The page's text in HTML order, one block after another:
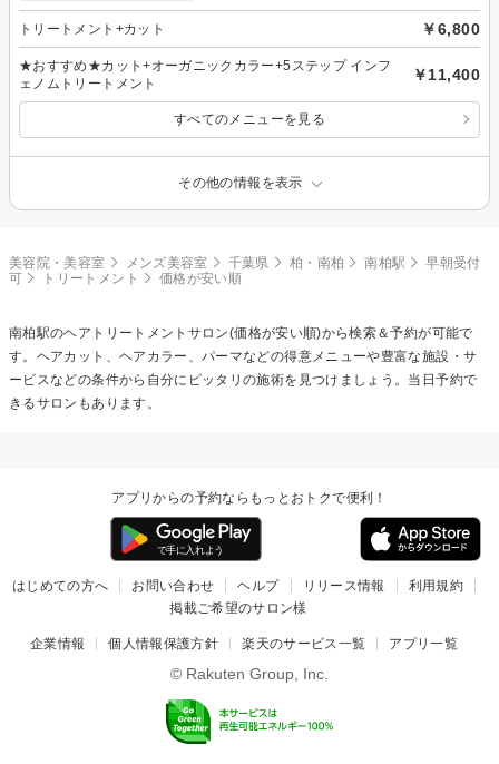
トリートメント+カット ￥6,800
★おすすめ★カット+オーガニックカラー+5ステップ インフ
ェノムトリートメント
￥11,400
すべてのメニューを見る
その他の情報を表示
美容院・美容室 メンズ美容室 千葉県 柏・南柏 南柏駅
早朝受付
可
トリートメント 価格が安い順
南柏駅のヘアトリートメント サロン(価格が安い順)から検索＆予約が可能で
す。ヘアカット、ヘアカラー、パーマなどの得意メニューや豊富な施設・サ
ービスなどの条件から自分にピッタリの施術を見つけましょう。当日予約で
きるサロンもあります。
アプリからの予約ならもっとおトクで便利！
はじめての方へ お問い合わせ ヘルプ リリース情報
利用規約
掲載ご希望のサロン様
企業情報 個人情報保護方針 楽天のサービス一覧 アプリ一覧
© Rakuten Group, Inc.